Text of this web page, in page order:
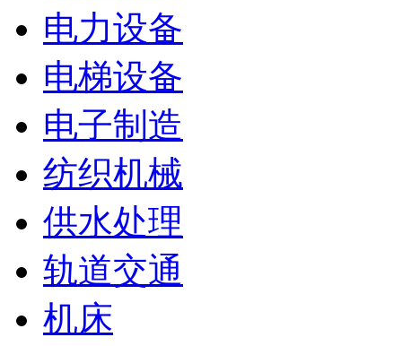
电力设备
电梯设备
电子制造
纺织机械
供水处理
轨道交通
机床